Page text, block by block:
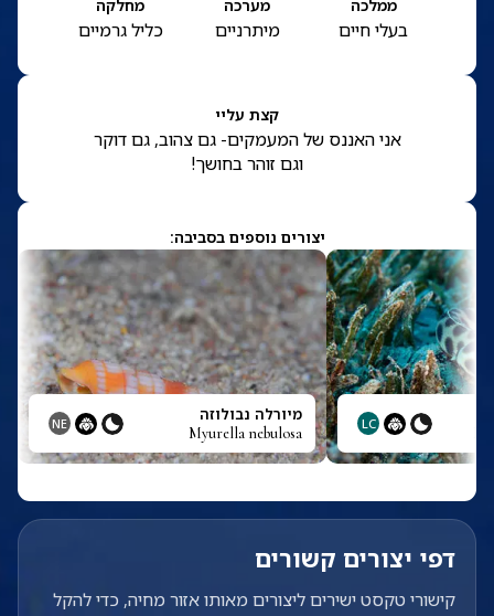
ממלכה
בעלי חיים
מערכה
מיתרניים
מחלקה
כליל גרמיים
קצת עליי
אני האננס של המעמקים- גם צהוב, גם דוקר
וגם זוהר בחושך!
יצורים נוספים בסביבה:
LC מיורלה נבולוזה
Myurella nebulosa
NE
דפי יצורים קשורים
קישורי טקסט ישירים ליצורים מאותו אזור מחיה, כדי להקל